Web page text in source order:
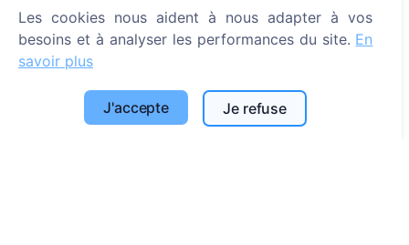
Rechercher des cimetières
Services
Contacts
UAB "Kapinių valdymo sprendimai", 304241197
Les cookies nous aident à nous adapter à vos
besoins et à analyser les performances du site. En
savoir plus
J'accepte Je refuse